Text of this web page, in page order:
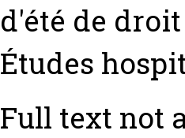
d'été de
Études
Full text not